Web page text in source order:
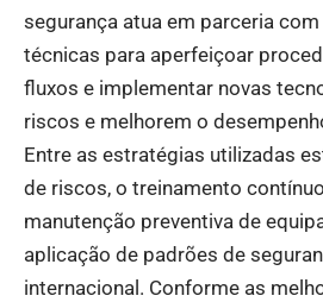
segurança atua em parceria
técnicas para aperfeiçoar
fluxos e implementar novas
riscos e melhorem o
Entre as estratégias utilizadas
de riscos, o treinamento
manutenção preventiva de
aplicação de padrões de
internacional. Conforme as